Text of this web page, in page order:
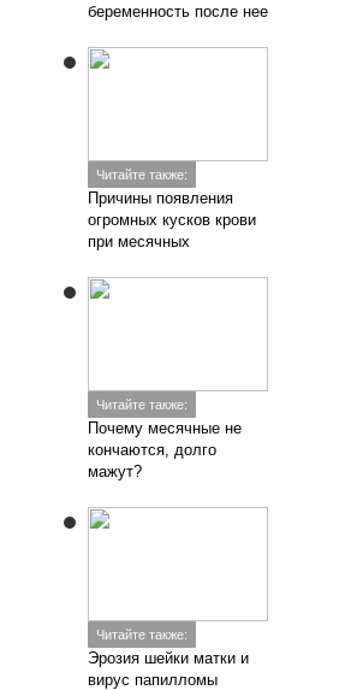
беременность после нее
Читайте также:
Причины появления
огромных кусков крови
при месячных
Читайте также:
Почему месячные не
кончаются, долго
мажут?
Читайте также:
Эрозия шейки матки и
вирус папилломы